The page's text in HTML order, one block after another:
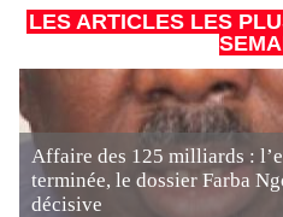
LES ARTICLES LES
Affaire des 125 milliards :
terminée, le dossier Farba
décisive